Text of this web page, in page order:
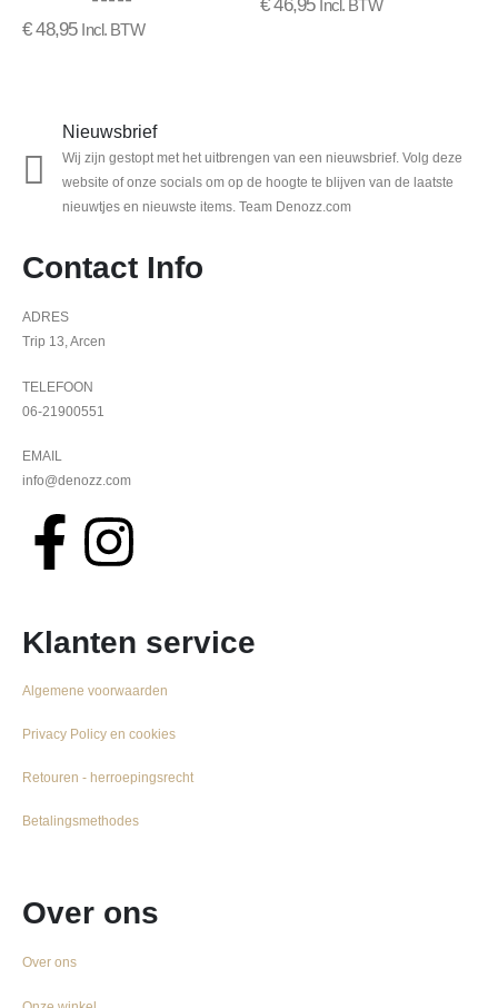
€48,95 Incl. BTW
€46,95 Incl. BTW
Nieuwsbrief
Wij zijn gestopt met het uitbrengen van een nieuwsbrief. Volg deze
website of onze socials om op de hoogte te blijven van de laatste
nieuwtjes en nieuwste items. Team Denozz.com
Contact Info
ADRES
Trip 13, Arcen
TELEFOON
06-21900551
EMAIL
info@denozz.com
Klanten service
Algemene voorwaarden
Privacy Policy en cookies
Retouren - herroepingsrecht
Betalingsmethodes
Over ons
Over ons